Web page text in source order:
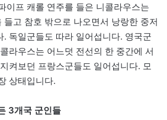
이프 캐롤 연주를 들은 니콜라우스는
들고 참호 밖으로 나오면서 낭랑한 중저
. 독일군들도 따라 일어섭니다. 영국군
라우스는 어느덧 전선의 한 중간에 서
켜보던 프랑스군들도 일어섭니다. 모
상태입니다.
3개국 군인들